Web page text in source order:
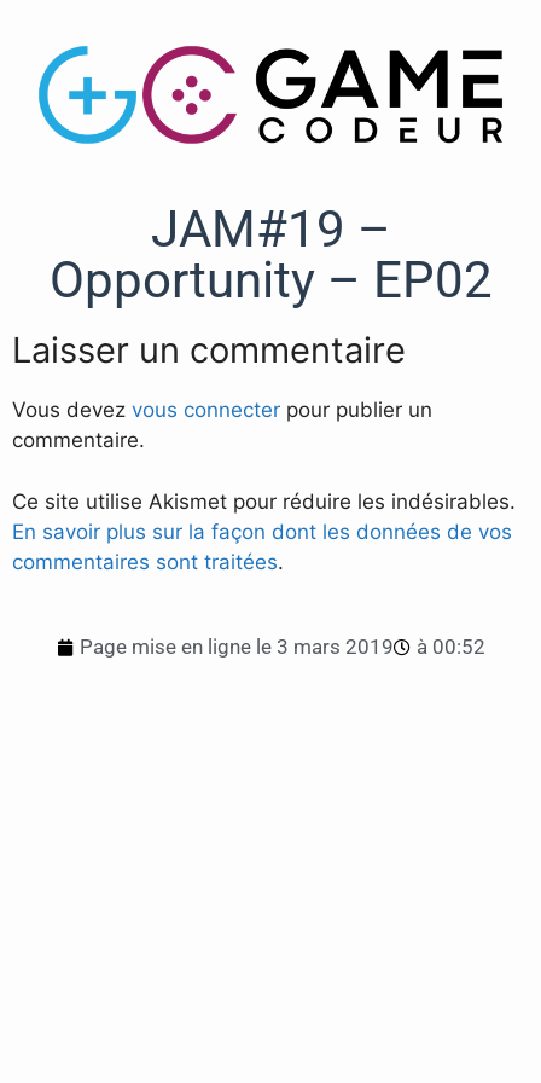
JAM#19 –
Opportunity – EP02
Laisser un commentaire
Vous devez vous connecter pour publier un
commentaire.
Ce site utilise Akismet pour réduire les indésirables.
En savoir plus sur la façon dont les données de vos
commentaires sont traitées.
Page mise en ligne le 3 mars 2019 à 00:52